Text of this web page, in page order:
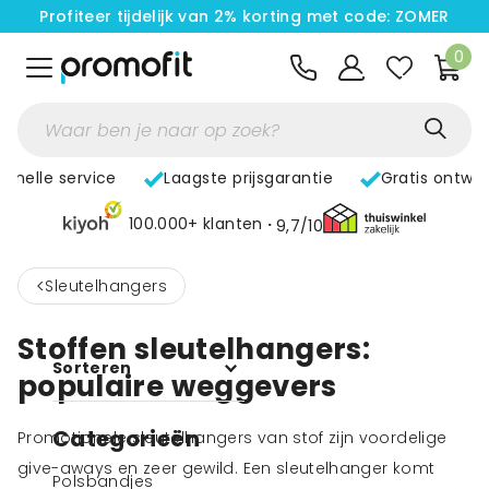
Profiteer tijdelijk van 2% korting met code: ZOMER
0
Snelle service Laagste prijsgarantie Gratis
100.000+ klanten 9,7/10
< Sleutelhangers
Sorteren
Categorieën
Polsbandjes
Stoffen sleutelhangers:
populaire weggevers
Promotionele sleutelhangers van stof zijn voordelige
give-aways en zeer gewild. Een sleutelhanger komt